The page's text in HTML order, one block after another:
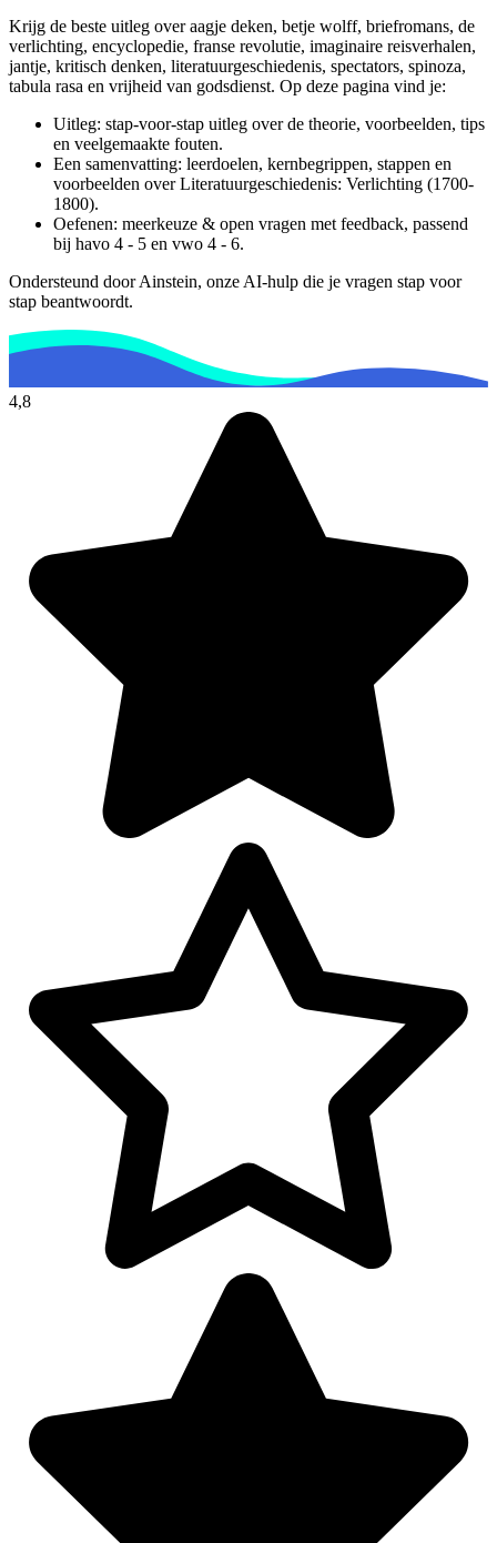
Krijg de beste uitleg over aagje deken, betje wolff, briefromans, de
verlichting, encyclopedie, franse revolutie, imaginaire reisverhalen,
jantje, kritisch denken, literatuurgeschiedenis, spectators, spinoza,
tabula rasa en vrijheid van godsdienst. Op deze pagina vind je:
Uitleg: stap-voor-stap uitleg over de theorie, voorbeelden, tips
en veelgemaakte fouten.
Een samenvatting: leerdoelen, kernbegrippen, stappen en
voorbeelden overLiteratuurgeschiedenis: Verlichting (1700-
1800).
Oefenen: meerkeuze & open vragen met feedback, passend
bij havo 4 - 5 en vwo 4 - 6.
Ondersteund door Ainstein, onze AI-hulp die je vragen stap voor
stap beantwoordt.
4,8